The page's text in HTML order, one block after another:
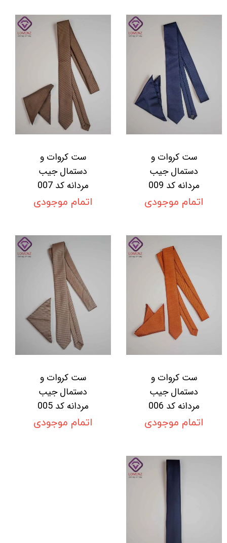
ست کروات و
دستمال جیب
مردانه کد 009
اتمام موجودی
ست کروات و
دستمال جیب
مردانه کد 007
اتمام موجودی
ست کروات و
دستمال جیب
مردانه کد 006
اتمام موجودی
ست کروات و
دستمال جیب
مردانه کد 005
اتمام موجودی